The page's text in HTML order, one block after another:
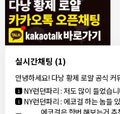
실시간채팅 (1)
안녕하세요! 다낭 황제 로얄 공식 커
8/4/2026
1 모기한테물림:여기도 문의해보
1 모기한테물림:정찰가보다 쌀수
1 결혼안해:ㄹㅇ 팩트 ㅋㅋㅋㅋ
결혼안해:ㄹㅇ 팩트 ㅋㅋㅋㅋ
8/5/2026
NY런던파리 :다낭 에코걸 여기서
1 3군:에코걸 좀 조심 하는게 좋음
1 NY런던파리:저도 많이 들었습
1 NY런던파리: 에코걸 하는 놈들
에코걸은 한번 해보는거